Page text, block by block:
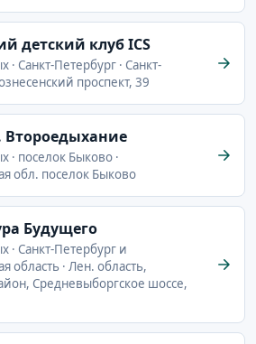
детский клуб ICS
· Санкт-Петербург · Санкт-
проспект, 39
Второедыхание
· поселок Быково ·
обл. поселок Быково
Будущего
· Санкт-Петербург и
область · Лен. область,
Средневыборгское шоссе,